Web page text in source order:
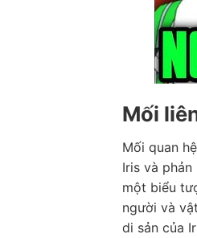
Mối
Mối quan
Iris và
một biểu
người và
di sản của